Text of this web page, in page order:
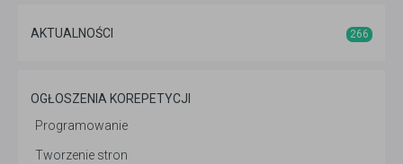
AKTUALNOŚCI 266
OGŁOSZENIA KOREPETYCJI
Programowanie
Tworzenie stron